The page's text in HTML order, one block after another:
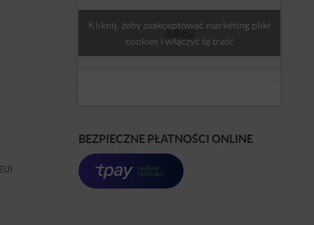
ASBiRO
Kliknij, żeby zaakceptować marketing pliki
cookies i włączyć tę treść
BEZPIECZNE PŁATNOŚCI ONLINE